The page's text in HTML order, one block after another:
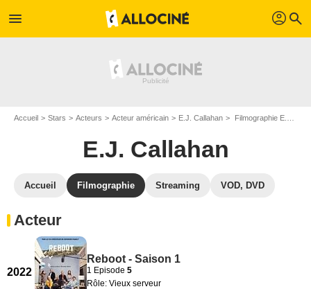
menu profil search
Accueil Stars Acteurs Acteur américain E.J. Callahan Filmographie E.J. Callahan
E.J. Callahan
Accueil Filmographie Streaming VOD, DVD
Acteur
2022
Reboot - Saison 1
1 Episode 5
Rôle: Vieux serveur